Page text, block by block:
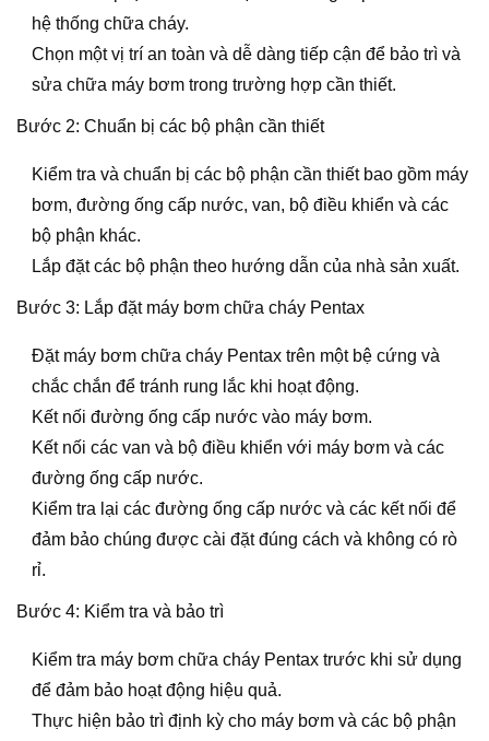
hệ thống chữa cháy.
Chọn một vị trí an toàn và dễ dàng tiếp cận để bảo trì và
sửa chữa máy bơm trong trường hợp cần thiết.
Bước 2: Chuẩn bị các bộ phận cần thiết
Kiểm tra và chuẩn bị các bộ phận cần thiết bao gồm máy
bơm, đường ống cấp nước, van, bộ điều khiển và các
bộ phận khác.
Lắp đặt các bộ phận theo hướng dẫn của nhà sản xuất.
Bước 3: Lắp đặt máy bơm chữa cháy Pentax
Đặt máy bơm chữa cháy Pentax trên một bệ cứng và
chắc chắn để tránh rung lắc khi hoạt động.
Kết nối đường ống cấp nước vào máy bơm.
Kết nối các van và bộ điều khiển với máy bơm và các
đường ống cấp nước.
Kiểm tra lại các đường ống cấp nước và các kết nối để
đảm bảo chúng được cài đặt đúng cách và không có rò
rỉ.
Bước 4: Kiểm tra và bảo trì
Kiểm tra máy bơm chữa cháy Pentax trước khi sử dụng
để đảm bảo hoạt động hiệu quả.
Thực hiện bảo trì định kỳ cho máy bơm và các bộ phận